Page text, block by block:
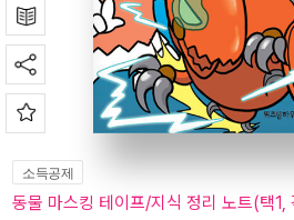
소득공제
동물 마스킹 테이프/지식 정리 노트(택1,